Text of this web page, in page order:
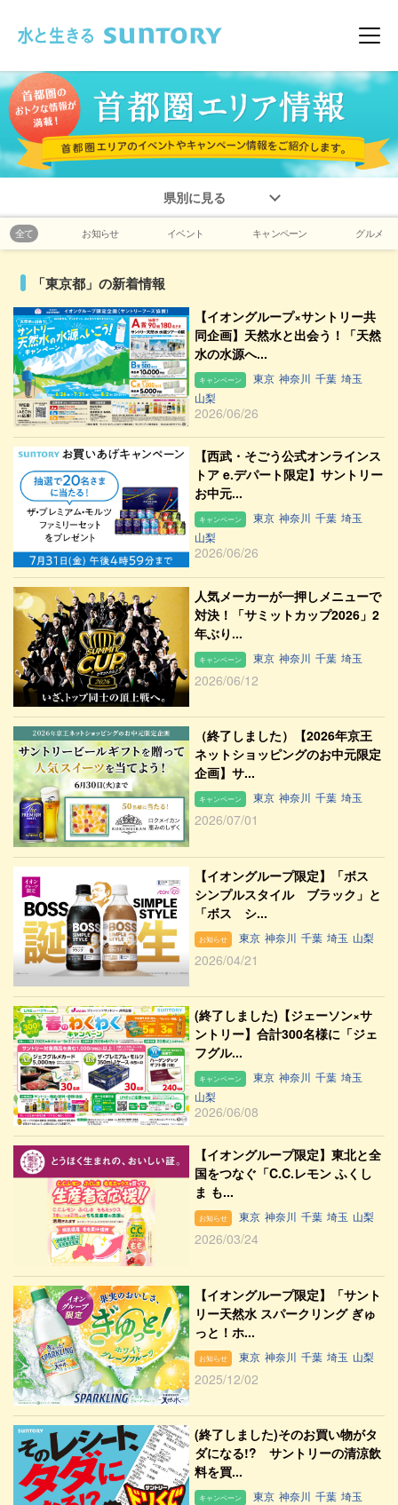
メ
県別に見る
全て お知らせ イベント キャンペーン グルメ
「東京都」の新着情報
【イオングループ×サントリー共
同企画】天然水と出会う！「天然
水の水源へ...
キャンペーン 東京 神奈川 千葉 埼玉
山梨
2026/06/26
【西武・そごう公式オンラインス
トア e.デパート限定】サントリー
お中元...
キャンペーン 東京 神奈川 千葉 埼玉
山梨
2026/06/26
人気メーカーが一押しメニューで
対決！「サミットカップ2026」2
年ぶり...
キャンペーン 東京 神奈川 千葉 埼玉
2026/06/12
（終了しました）【2026年京王
ネットショッピングのお中元限定
企画】サ...
キャンペーン 東京 神奈川 千葉 埼玉
2026/07/01
【イオングループ限定】「ボス
シンプルスタイル ブラック」と
「ボス シ...
お知らせ 東京 神奈川 千葉 埼玉 山梨
2026/04/21
(終了しました)【ジェーソン×サ
ントリー】合計300名様に「ジェ
フグル...
キャンペーン 東京 神奈川 千葉 埼玉
山梨
2026/06/08
【イオングループ限定】東北と全
国をつなぐ「C.C.レモン ふくし
ま も...
お知らせ 東京 神奈川 千葉 埼玉 山梨
2026/03/24
【イオングループ限定】「サント
リー天然水 スパークリング ぎゅ
っと！ホ...
お知らせ 東京 神奈川 千葉 埼玉 山梨
2025/12/02
(終了しました)そのお買い物がタ
ダになる!? サントリーの清涼飲
料を買...
キャンペーン 東京 神奈川 千葉 埼玉